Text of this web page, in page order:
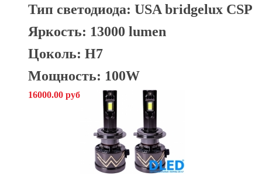
Тип светодиода: USA bridgelux CSP
Яркость: 13000 lumen
Цоколь: H7
Мощность: 100W
16000.00 руб